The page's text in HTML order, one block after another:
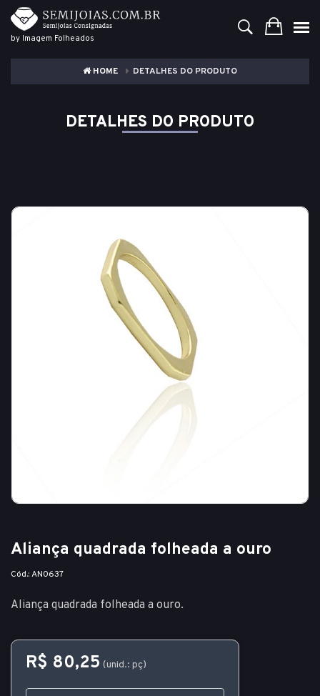
by Imagem Folheados
HOME DETALHES DO PRODUTO
DETALHES DO PRODUTO
Aliança quadrada folheada a ouro
Cód.: AN0637
Aliança quadrada folheada a ouro.
R$ 80,25 (unid.: pç)